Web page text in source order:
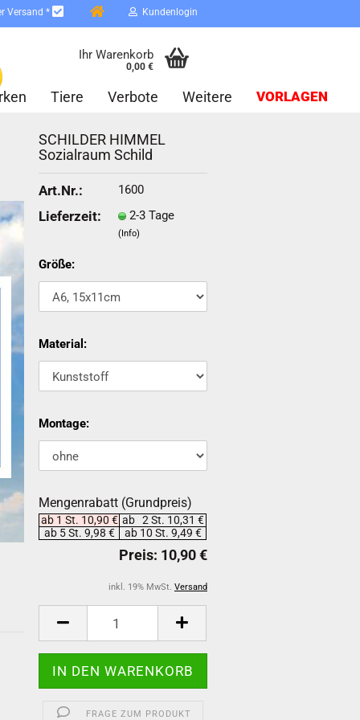
Versand * Kundenlogin
vergessen?
Schnelle Anmeldung mit
Ihr Warenkorb
0,00 €
Tiere Verbote VORLAGEN
Weitere
SCHILDER HIMMEL
Sozialraum Schild
Art.Nr.: 1600
Lieferzeit: 2-3 Tage
(Info)
Größe:
Material:
Montage:
Mengenrabatt (Grundpreis)
ab 1 St. 10,90 € ab 2 St. 10,31 €
ab 5 St. 9,98 €
ab 10 St. 9,49 €
inkl. 19% MwSt. Versand
FRAGE ZUM PRODUKT